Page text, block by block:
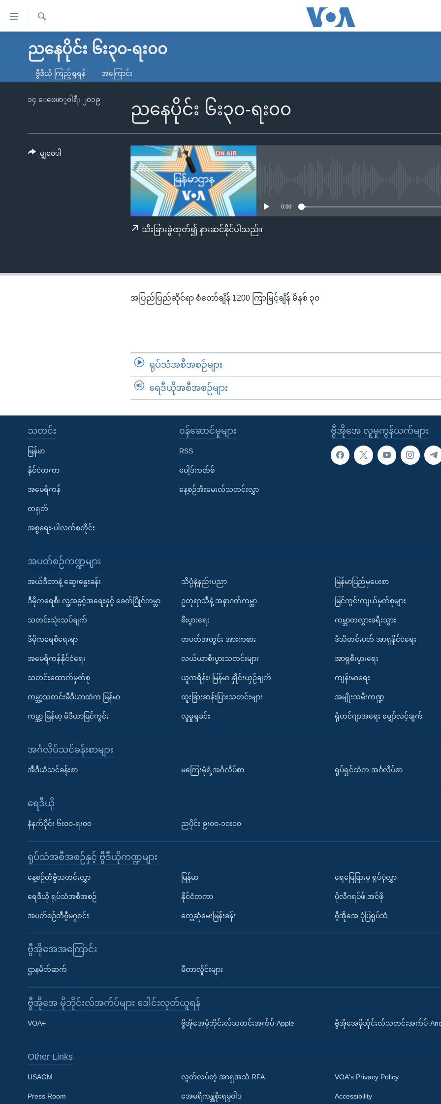
လွယ်ကူ
သည့်
ကျော်
မူလစာမျက်နှာ
ကမ္ဘာ့သတင်းများ
နိုင်ငံတကာ
တရုတ်
အစ္စရေး-ပါလက်စတိုင်း
ရပ်ဝန်းတခု လမ်းတခု အလွန်
အင်္ဂလိပ်စာလေ့လာမယ်
Learning English
ဘာသာစကားများ
ရ
လာ
ညနေပိုင်း ၆း၃၀-ရး၀၀
ဗွီဒီယို ကြည့်ရှုရန် အကြောင်း
ညနေပိုင်း ၆း၃၀-ရး၀၀
၁၄ ေဖေဖာ္၀ါရီ၊ ၂၀၁၉
0:00
သီးခြားခွဲထုတ်၍ နားဆင်နိုင်ပါသည်။
မျှဝေပါ
အပြည်ပြည်ဆိုင်ရာ စံတော်ချိန် 1200 ကြာမြင့်ချိန် မိနစ် ၃၀
ရုပ်သံအစီအစဉ်များ
ရေဒီယိုအစီအစဉ်များ
ဗွီအိုအေ လူမှုကွန်ယက်များ
သတင်း
မြန်မာ
နိုင်ငံတကာ
အမေရိကန်
တရုတ်
အစ္စရေး-ပါလက်စတိုင်း
၀န်ဆောင်မှုများ
RSS
ပေါ့ဒ်ကတ်စ်
နေ့စဉ်အီးမေးလ်သတင်းလွှာ
အပတ်စဉ်ကဏ္ဍများ
အယ်ဒီတာနဲ့ ဆွေးနွေးခန်း
ဒီမိုကရေစီ၊ လူ့အခွင့်အရေးနှင့် ခေတ်ပြိုင်ကမ္ဘာ
သတင်းသုံးသပ်ချက်
ဒီမိုကရေစီရေးရာ
အမေရိကန်နိုင်ငံရေး
သတင်းထောက်မှတ်စု
ကမ္ဘာ့သတင်းမီဒီယာထဲက မြန်မာ
ကမ္ဘာ့ မြန်မာ့ မီဒီယာမြင်ကွင်း
သိပ္ပံနဲ့နည်းပညာ
ဥတုရာသီနဲ့ အနာဂတ်ကမ္ဘာ
စီးပွားရေး
တပတ်အတွင်း အားကစား
လယ်ယာစီးပွားသတင်းများ
ယူကရိန်း၊ မြန်မာ နှိုင်းယှဉ်ချက်
ထူးခြားဆန်းပြားသတင်းများ
လူမှုရှုခင်း
မြန်မာပြည်မှပေးစာ
မြင်ကွင်းကျယ်မှတ်စုများ
ကမ္ဘာတလွှားခရီးသွား
ဒီသီတင်းပတ် အာရှနိုင်ငံရေး
အာရှစီးပွားရေး
ကျန်းမာရေး
အမျိုးသမီးကဏ္ဍ
ရိုဟင်ဂျာအရေး မျှော်လင့်ချက်
အင်္ဂလိပ်သင်ခန်းစာများ
အီဒီယံသင်ခန်းစာ မကြေးမုံရဲ့အင်္ဂလိပ်စာ ရုပ်ရှင်ထဲက အင်္ဂလိပ်စာ
ရေဒီယို
နံနက်ပိုင်း ၆း၀၀-ရး၀၀ ညပိုင်း ၉း၀၀-၁၀း၀၀
ရုပ်သံအစီအစဉ်နှင့် ဗွီဒီယိုကဏ္ဍများ
နေ့စဉ်တီဗွီသတင်းလွှာ
ရေဒီယို ရုပ်သံအစီအစဉ်
အပတ်စဉ်တီဗွီမဂ္ဂဇင်း
မြန်မာ
နိုင်ငံတကာ
တွေ့ဆုံမေးမြန်းခန်း
ရေမြေခြားမှ ရုပ်ပုံလွှာ
ပိုလီဂရပ်ဖ်.အင်ဖို
ဗွီအိုအေ ပုံပြရုပ်သံ
ဗွီအိုအေအကြောင်း
ဌာနမိတ်ဆက် မီတာလှိုင်းများ
ဗွီအိုအေ မိုဘိုင်းလ်အက်ပ်များ ဒေါင်းလုတ်ယူရန်
VOA+ ဗွီအိုအေမိုဘိုင်းလ်သတင်းအက်ပ်-Apple ဗွီအိုအေမိုဘိုင်းလ်သတင်းအက်ပ်-
Other Links
USAGM
Press Room
လွတ်လပ်တဲ့ အာရှအသံ RFA
အေမရိကန္အစိုးရမူဝါဒ
VOA's Privacy Policy
Accessibility